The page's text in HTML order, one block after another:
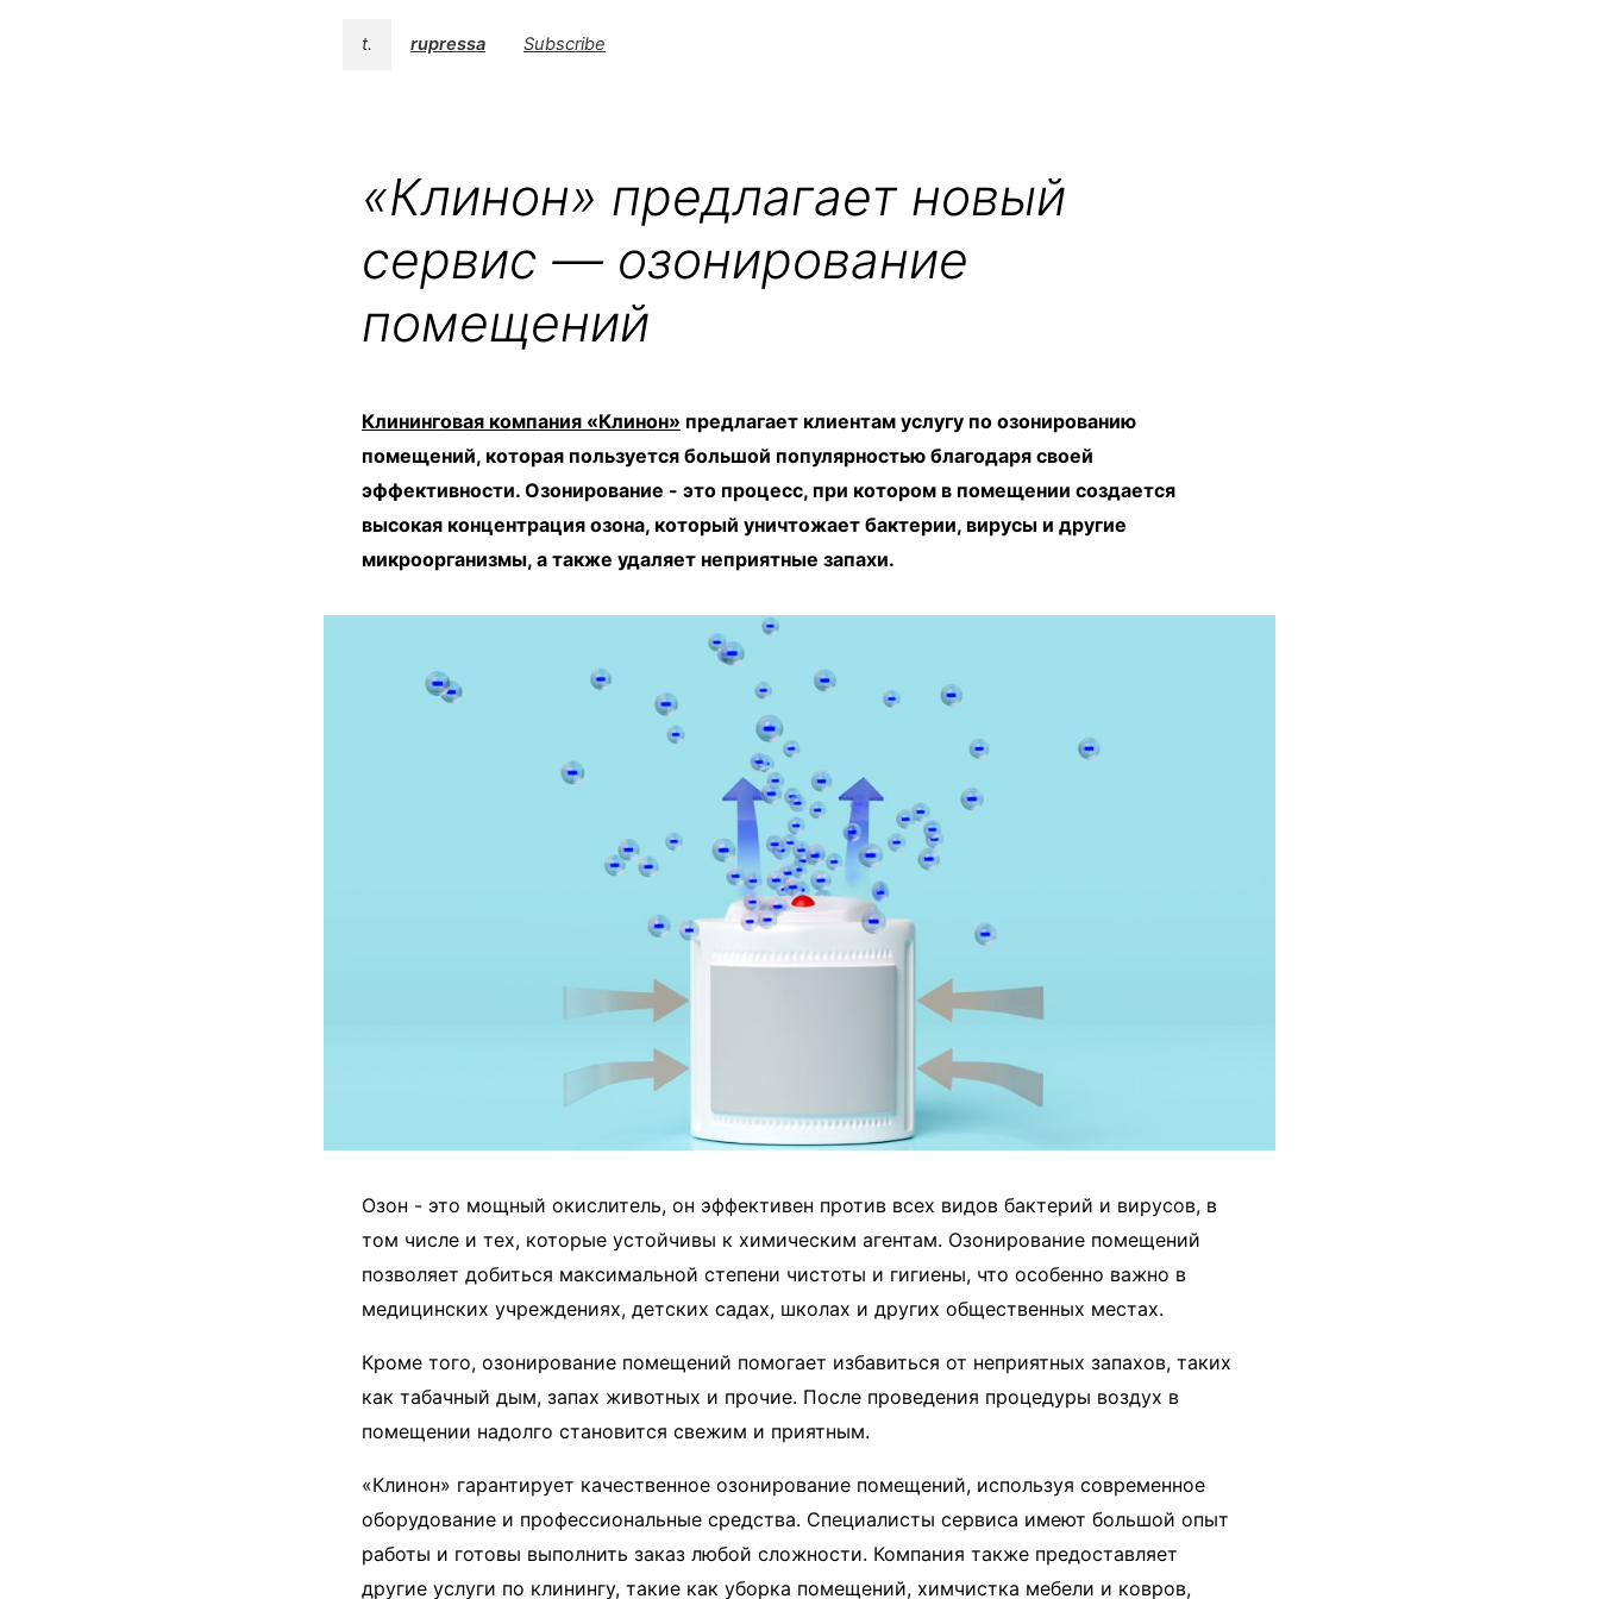
t. rupressa Subscribe
«Клинон» предлагает новый
сервис — озонирование
помещений
Клининговая компания «Клинон» предлагает клиентам услугу по озонированию
помещений, которая пользуется большой популярностью благодаря своей
эффективности. Озонирование - это процесс, при котором в помещении создается
высокая концентрация озона, который уничтожает бактерии, вирусы и другие
микроорганизмы, а также удаляет неприятные запахи.
Озон - это мощный окислитель, он эффективен против всех видов бактерий и вирусов, в
том числе и тех, которые устойчивы к химическим агентам. Озонирование помещений
позволяет добиться максимальной степени чистоты и гигиены, что особенно важно в
медицинских учреждениях, детских садах, школах и других общественных местах.
Кроме того, озонирование помещений помогает избавиться от неприятных запахов, таких
как табачный дым, запах животных и прочие. После проведения процедуры воздух в
помещении надолго становится свежим и приятным.
«Клинон» гарантирует качественное озонирование помещений, используя современное
оборудование и профессиональные средства. Специалисты сервиса имеют большой опыт
работы и готовы выполнить заказ любой сложности. Компания также предоставляет
другие услуги по клинингу, такие как уборка помещений, химчистка мебели и ковров,